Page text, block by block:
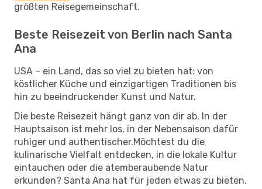
größten Reisegemeinschaft.
Beste Reisezeit von Berlin nach Santa
Ana
USA – ein Land, das so viel zu bieten hat: von
köstlicher Küche und einzigartigen Traditionen bis
hin zu beeindruckender Kunst und Natur.
Die beste Reisezeit hängt ganz von dir ab. In der
Hauptsaison ist mehr los, in der Nebensaison dafür
ruhiger und authentischer.Möchtest du die
kulinarische Vielfalt entdecken, in die lokale Kultur
eintauchen oder die atemberaubende Natur
erkunden? Santa Ana hat für jeden etwas zu bieten.